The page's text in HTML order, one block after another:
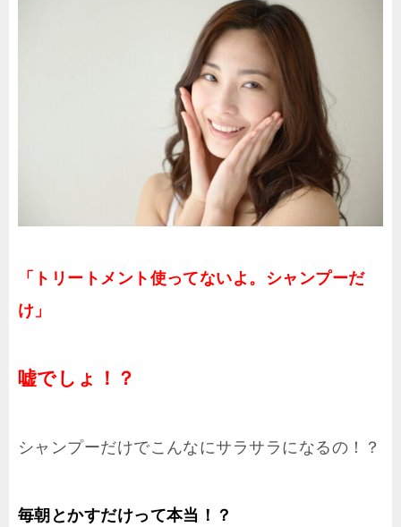
「トリートメント使ってないよ。シャンプーだ
け」
嘘でしょ！？
シャンプーだけでこんなにサラサラになるの！？
毎朝とかすだけって本当！？